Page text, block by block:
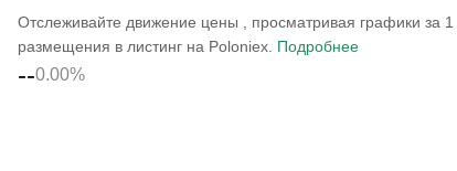
Отслеживайте движение цены , просматривая графики за
размещения в листинг на Poloniex. Подробнее
--0.00%